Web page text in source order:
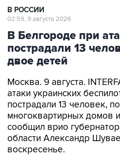
В Белгороде при
пострадали 13
двое детей
Москва. 9 августа.
пострадали 13 человек,
многоквартирных домов
сообщил врио
области Александр
воскресенье.
"Белгород вновь под